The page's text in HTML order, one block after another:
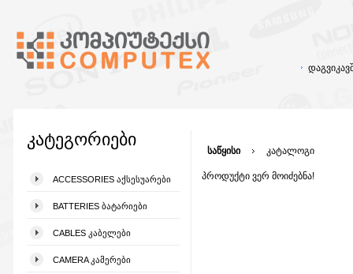
კატეგორიები
ACCESSORIES ᲐᲥᲡᲔᲡᲣᲐᲠᲔᲑᲘ
BATTERIES ᲑᲐᲢᲐᲠᲘᲔᲑᲘ
CABLES ᲙᲐᲑᲔᲚᲔᲑᲘ
CAMERA ᲙᲐᲛᲔᲠᲔᲑᲘ
საწყისი კატალოგი
პროდუქტი ვერ მოიძებნა!